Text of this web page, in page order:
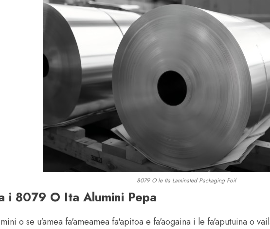
8079 O le Ita Laminated Packaging Foil
i 8079 O Ita Alumini Pepa
o se u'amea fa'ameamea fa'apitoa e fa'aogaina i le fa'aputuina o